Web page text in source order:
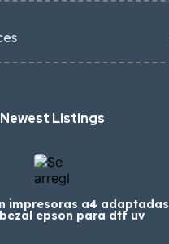
Newest Listings​
impresoras a4 adaptadas
epson para dtf uv